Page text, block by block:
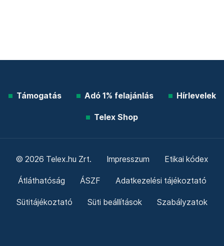
Támogatás Adó 1% felajánlás Hírlevelek
Telex Shop
© 2026 Telex.hu Zrt. Impresszum Etikai kódex
Átláthatóság ÁSZF Adatkezelési tájékoztató
Sütitájékoztató Süti beállítások Szabályzatok